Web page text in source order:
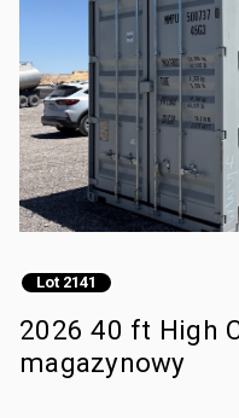
Lot 2141
2026 40 ft High
magazynowy